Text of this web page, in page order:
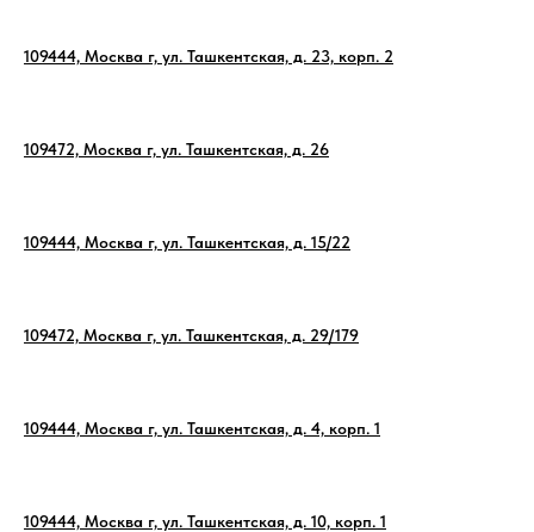
109444, Москва г, ул. Ташкентская, д. 23, корп. 2
109472, Москва г, ул. Ташкентская, д. 26
109444, Москва г, ул. Ташкентская, д. 15/22
109472, Москва г, ул. Ташкентская, д. 29/179
109444, Москва г, ул. Ташкентская, д. 4, корп. 1
109444, Москва г, ул. Ташкентская, д. 10, корп. 1